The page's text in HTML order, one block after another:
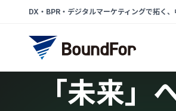
DX・BPR・デジタルマーケティングで拓く
「未来」